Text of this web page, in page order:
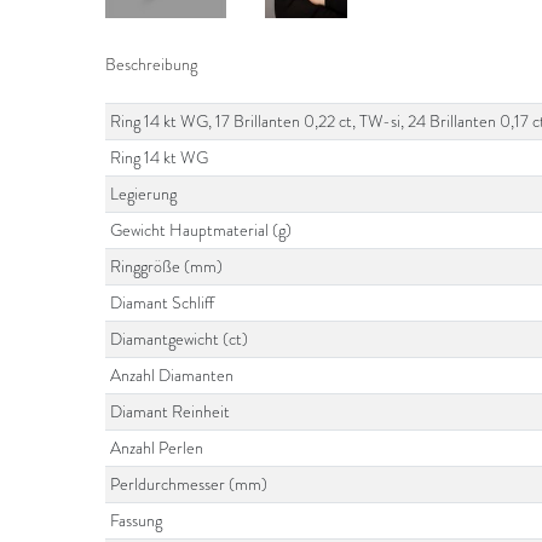
Beschreibung
Ring 14 kt WG, 17 Brillanten 0,22 ct, TW-si, 24 Brillanten
Ring 14 kt WG
Legierung
Gewicht Hauptmaterial (g)
Ringgröße (mm)
Diamant Schliff
Diamantgewicht (ct)
Anzahl Diamanten
Diamant Reinheit
Anzahl Perlen
Perldurchmesser (mm)
Fassung